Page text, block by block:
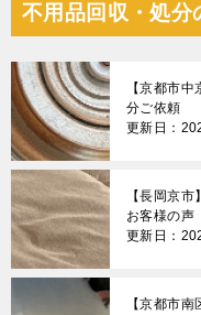
不用品回収・処分
【京都市
分ご依頼
更新日：
【長岡京
お客様の声
更新日：
【京都市